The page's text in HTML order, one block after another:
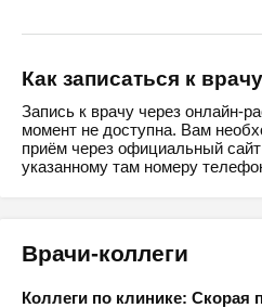
Как записаться к
Запись к врачу через онлайн-
момент не доступна. Вам
приём через официальный
указанному там номеру
Врачи-коллеги
Коллеги по клинике: Скорая